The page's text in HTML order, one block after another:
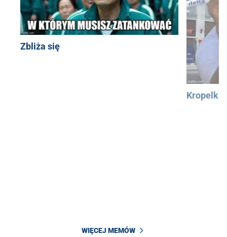
Zbliża się
Kropelka
WIĘCEJ MEMÓW